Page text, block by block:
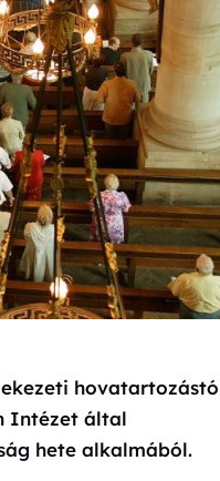
Intézet által
hete alkalmából.